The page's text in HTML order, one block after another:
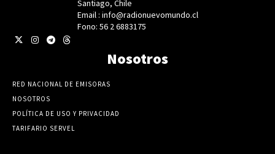
Santiago, Chile
Email : info@radionuevomundo.cl
Fono: 56 2 6883175
Nosotros
RED NACIONAL DE EMISORAS
NOSOTROS
POLÍTICA DE USO Y PRIVACIDAD
TARIFARIO SERVEL